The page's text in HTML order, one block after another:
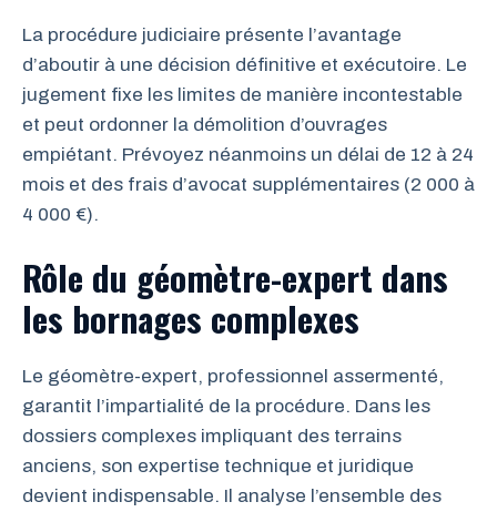
La procédure judiciaire présente l’avantage
d’aboutir à une décision définitive et exécutoire. Le
jugement fixe les limites de manière incontestable
et peut ordonner la démolition d’ouvrages
empiétant. Prévoyez néanmoins un délai de 12 à 24
mois et des frais d’avocat supplémentaires (2 000 à
4 000 €).
Rôle du géomètre-expert dans
les bornages complexes
Le géomètre-expert, professionnel assermenté,
garantit l’impartialité de la procédure. Dans les
dossiers complexes impliquant des terrains
anciens, son expertise technique et juridique
devient indispensable. Il analyse l’ensemble des